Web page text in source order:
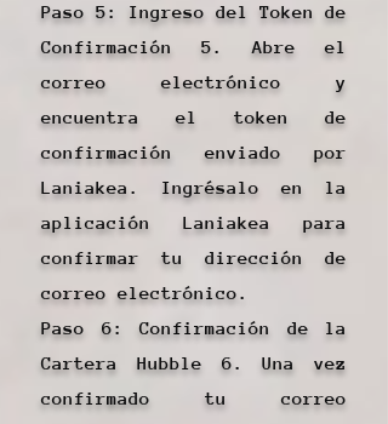
Paso 5: Ingreso del Token de
Confirmación 5. Abre el
correo electrónico y
encuentra el token de
confirmación enviado por
Laniakea. Ingrésalo en la
aplicación Laniakea para
confirmar tu dirección de
correo electrónico.
Paso 6: Confirmación de la
Cartera Hubble 6. Una vez
confirmado tu correo